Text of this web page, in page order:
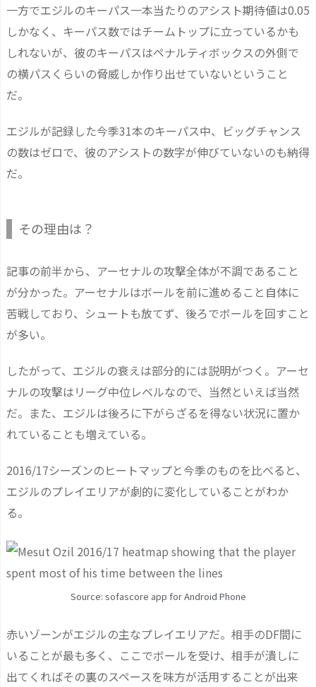
一方でエジルのキーパス一本当たりのアシスト期待値は0.05
しかなく、キーパス数ではチームトップに立っているかも
しれないが、彼のキーパスはペナルティボックスの外側で
の横パスくらいの脅威しか作り出せていないということ
だ。
エジルが記録した今季31本のキーパス中、ビッグチャンス
の数はゼロで、彼のアシストの数字が伸びていないのも納得
だ。
その理由は？
記事の前半から、アーセナルの攻撃全体が不調であること
が分かった。アーセナルはボールを前に進めること自体に
苦戦しており、シュートも放てず、後ろでボールを回すこと
が多い。
したがって、エジルの衰えは部分的には説明がつく。アーセ
ナルの攻撃はリーグ中位レベルなので、当然といえば当然
だ。また、エジルは後ろに下がらざるを得ない状況に置か
れていることも増えている。
2016/17シーズンのヒートマップと今季のものを比べると、
エジルのプレイエリアが劇的に変化していることがわか
る。
Source: sofascore app for Android Phone
赤いゾーンがエジルの主なプレイエリアだ。相手のDF間に
いることが最も多く、ここでボールを受け、相手が潰しに
出てくればその裏のスペースを味方が活用することが出来